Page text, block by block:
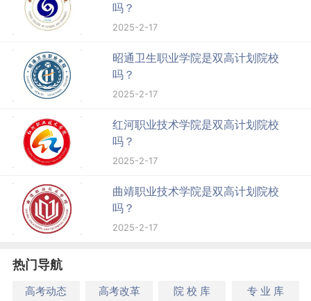
吗？
2025-2-17
昭通卫生职业学院是双高计划院校
吗？
2025-2-17
红河职业技术学院是双高计划院校
吗？
2025-2-17
曲靖职业技术学院是双高计划院校
吗？
2025-2-17
热门导航
高考动态 高考改革 院 校 库 专 业 库